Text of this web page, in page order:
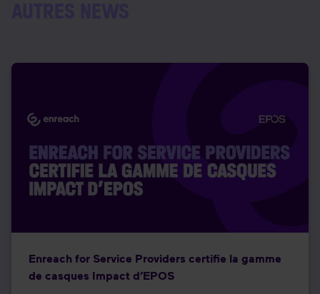
Enreach for Service Providers certifie la gamme
de casques Impact d’EPOS